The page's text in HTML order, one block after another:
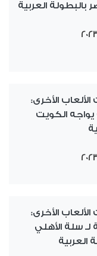
بالبطولة العربية
الألعاب الأخرى:
الكويت
الألعاب الأخرى:
سلة الأهلي
العربية